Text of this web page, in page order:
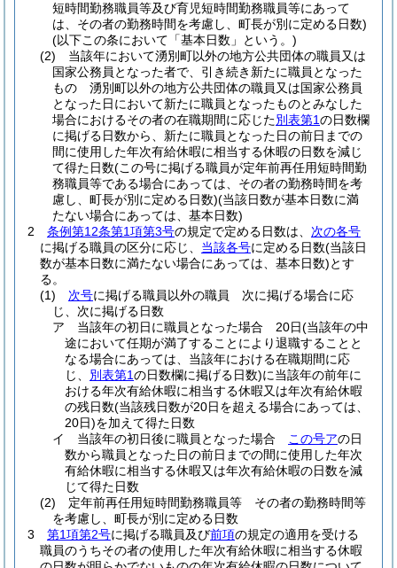
短時間勤務職員等及び育児短時間勤務職員等にあって
は、その者の勤務時間を考慮し、町長が別に定める日数)
(以下この条において「基本日数」という。)
(2)
当該年において湧別町以外の地方公共団体の職員又は
国家公務員となった者で、引き続き新たに職員となった
もの 湧別町以外の地方公共団体の職員又は国家公務員
となった日において新たに職員となったものとみなした
場合におけるその者の在職期間に応じた別表第1の日数欄
に掲げる日数から、新たに職員となった日の前日までの
間に使用した年次有給休暇に相当する休暇の日数を減じ
て得た日数(この号に掲げる職員が定年前再任用短時間勤
務職員等である場合にあっては、その者の勤務時間を考
慮し、町長が別に定める日数)(当該日数が基本日数に満
たない場合にあっては、基本日数)
2
条例第12条第1項第3号の規定で定める日数は、 次の各号
に掲げる職員の区分に応じ、 当該各号に定める日数(当該日
数が基本日数に満たない場合にあっては、基本日数)とす
る。
(1)
次号に掲げる職員以外の職員 次に掲げる場合に応
じ、次に掲げる日数
ア
当該年の初日に職員となった場合 20日(当該年の中
途において任期が満了することにより退職することと
なる場合にあっては、当該年における在職期間に応
じ、 別表第1の日数欄に掲げる日数)に当該年の前年に
おける年次有給休暇に相当する休暇又は年次有給休暇
の残日数(当該残日数が20日を超える場合にあっては、
20日)を加えて得た日数
イ
当該年の初日後に職員となった場合 この号アの日
数から職員となった日の前日までの間に使用した年次
有給休暇に相当する休暇又は年次有給休暇の日数を減
じて得た日数
(2)
定年前再任用短時間勤務職員等 その者の勤務時間等
を考慮し、町長が別に定める日数
3
第1項第2号に掲げる職員及び前項の規定の適用を受ける
職員のうちその者の使用した年次有給休暇に相当する休暇